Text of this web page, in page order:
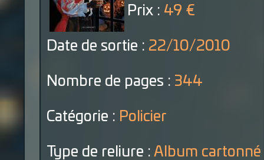
Prix : 49 €
Date de sortie : 22/10/2010
Nombre de pages : 344
Catégorie : Policier
Type de reliure : Album cartonné